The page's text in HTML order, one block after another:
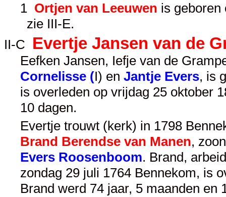
1 Ortjen van Leeuwen is geboren
zie III-E.
II-C Evertje Jansen van de
Eefken Jansen, Iefje van de
Cornelisse (I) en Jantje Evers, is
is overleden op vrijdag 25 oktober
10 dagen.
Evertje trouwt (kerk) in 1798
Brand Berendse van Manen,
Evers Roosenboom. Brand,
zondag 29 juli 1764 Bennekom, is
Brand werd 74 jaar, 5 maanden en